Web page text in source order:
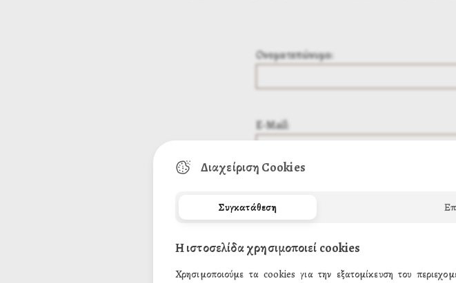
Ονοματεπώνυμο:
E-Mail:
Διαχείριση Cookies
Συγκατάθεση
Η ιστοσελίδα χρησιμοποιεί cookies
Χρησιμοποιούμε τα cookies για την εξατομίκευση του